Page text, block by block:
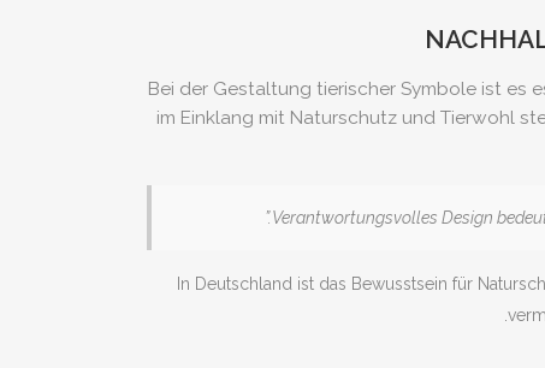
Bei der Gestaltung tierischer Symbole ist es
im Einklang mit Naturschutz und Tierwohl
In Deutschland ist das Bewusstsein für